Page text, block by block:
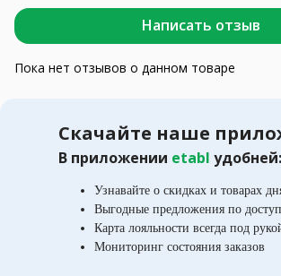
Написать отзыв
Пока нет отзывов о данном товаре
Скачайте наше
В приложении etabl удобней:
Узнавайте о скидках и товарах
Выгодные предложения по
Карта лояльности всегда под
Мониторинг состояния заказов